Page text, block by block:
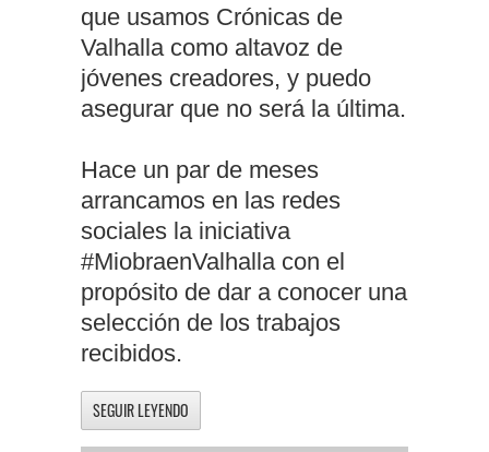
que usamos Crónicas de
Valhalla como altavoz de
jóvenes creadores, y puedo
asegurar que no será la última.
Hace un par de meses
arrancamos en las redes
sociales la iniciativa
#MiobraenValhalla con el
propósito de dar a conocer una
selección de los trabajos
recibidos.
SEGUIR LEYENDO